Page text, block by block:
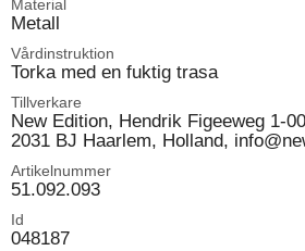
Material
Metall
Vårdinstruktion
Torka med en fuktig trasa
Tillverkare
New Edition, Hendrik Figeeweg 1-
2031 BJ Haarlem, Holland,
Artikelnummer
51.092.093
Id
048187